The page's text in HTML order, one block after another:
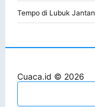
Tempo di Lubuk Jantan
Cuaca.id © 2026